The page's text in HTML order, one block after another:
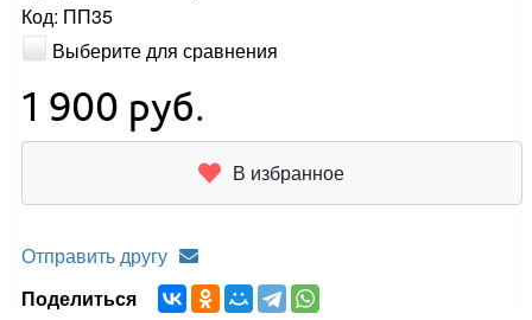
Код: ПП35
Выберите для сравнения
1 900 руб.
В избранное
Отправить другу
Поделиться